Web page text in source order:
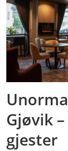
Gjøvik
gjester